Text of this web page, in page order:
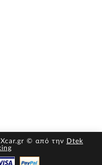
Xcar.gr © από την Dtek